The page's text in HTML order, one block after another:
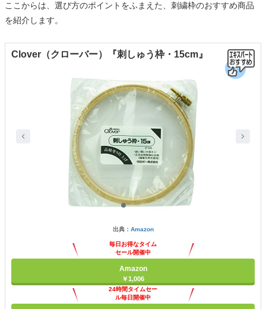
ここからは、選び方のポイントをふまえた、刺繍枠のおすすめ商品
を紹介します。
Clover（クローバー）『刺しゅう枠・15cm』
出典： Amazon
毎日お得なタイム
セール開催中
Amazon
￥1,006
24時間タイムセー
ル毎日開催中